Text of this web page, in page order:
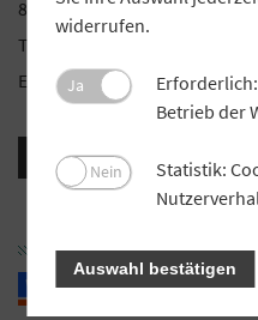
80333 München, Frau Harriet
Telefon: +49 89 2868 3609,
E-Mail:bewerbung-
Stellenanzeige
widerrufen.
Ja
Betrieb der
Nein
Statistik:
Auswahl bestätigen